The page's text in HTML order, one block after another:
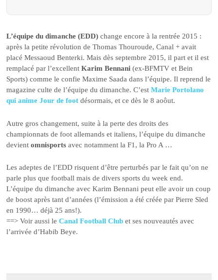
L’équipe du dimanche (EDD) change encore à la rentrée 2015 :
après la petite révolution de Thomas Thouroude, Canal + avait
placé Messaoud Benterki. Mais dès septembre 2015, il part et il est
remplacé par l’excellentKarim Bennani (ex-BFMTV et Bein
Sports) comme le confie Maxime Saada dans l’équipe. Il reprend le
magazine culte de l’équipe du dimanche. C’estMarie Portolano
qui anime Jour de foot désormais, et ce dès le 8 aoôut.
Autre gros changement, suite à la perte des droits des
championnats de foot allemands et italiens, l’équipe du dimanche
devientomnisportsavec notamment la F1, la Pro A …
Les adeptes de l’EDD risquent d’être perturbés par le fait qu’on ne
parle plus que football mais de divers sports du week end.
L’équipe du dimanche avec Karim Bennani peut elle avoir un coup
de boost après tant d’années (l’émission a été créée par Pierre Sled
en 1990… déjà 25 ans!).
==> Voir aussi leCanal Football Club et ses nouveautés avec
l’arrivée d’Habib Beye.